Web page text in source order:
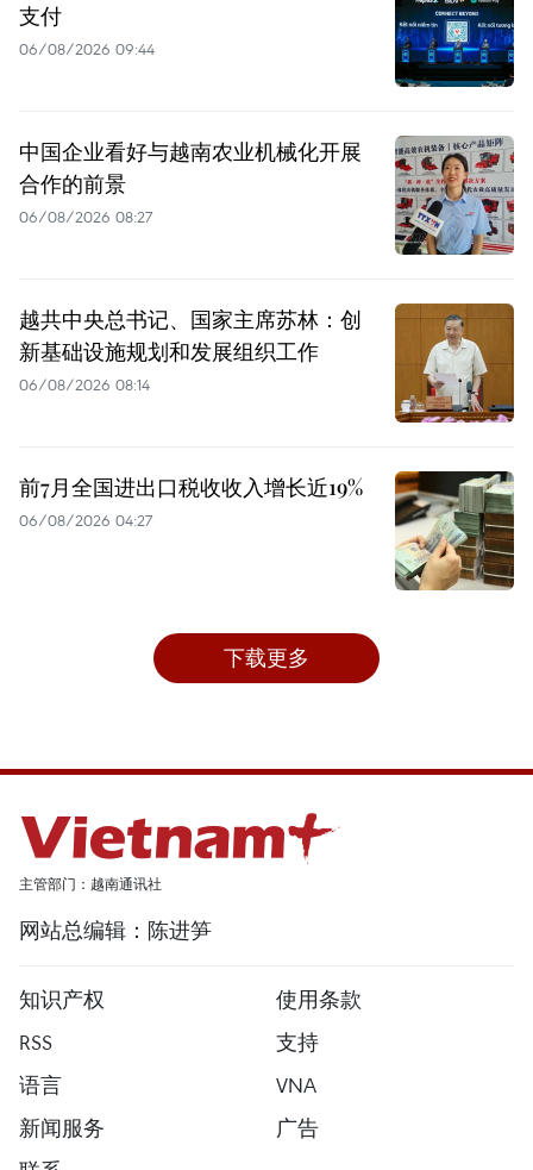
支付
06/08/2026 09:44
中国企业看好与越南农业机械化开展
合作的前景
06/08/2026 08:27
越共中央总书记、国家主席苏林：创
新基础设施规划和发展组织工作
06/08/2026 08:14
前7月全国进出口税收收入增长近19%
06/08/2026 04:27
下载更多
主管部门：越南通讯社
网站总编辑：陈进笋
知识产权
使用条款
RSS
支持
语言
VNA
新闻服务
广告